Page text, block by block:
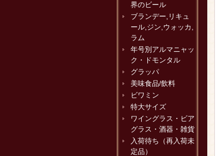
界のビール
ブランデー,リキュ
ール,ジン,ウォッカ,
ラム
年号別アルマニャッ
ク・ドモンタル
グラッパ
美味食品/飲料
ビワミン
特大サイズ
ワイングラス・ビア
グラス・酒器・雑貨
入荷待ち（再入荷未
定品）